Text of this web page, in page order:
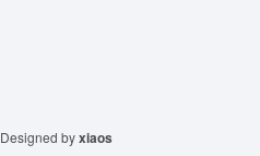
Designed byxiaos